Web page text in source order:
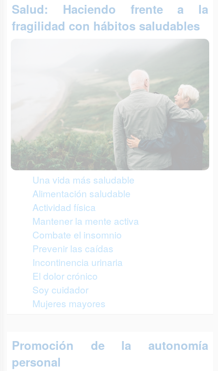
Salud: Haciendo frente a la
fragilidad con hábitos saludables
Una vida más saludable
Alimentación saludable
Actividad física
Mantener la mente activa
Combate el insomnio
Prevenir las caídas
Incontinencia urinaria
El dolor crónico
Soy cuidador
Mujeres mayores
Promoción de la autonomía
personal